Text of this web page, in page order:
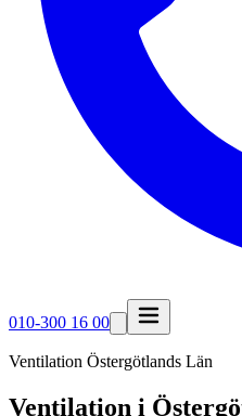
010-300 16 00
Ventilation Östergötlands Län
Ventilation i